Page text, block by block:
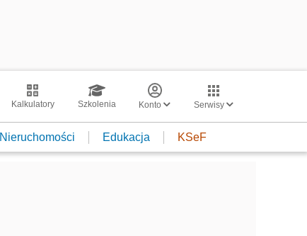
Kalkulatory Szkolenia Konto Serwisy
Nieruchomości Edukacja KSeF